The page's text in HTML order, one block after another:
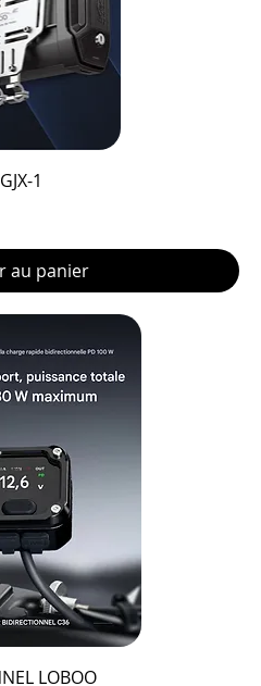
1
au panier
LOBOO